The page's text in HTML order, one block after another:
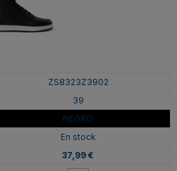
ZS8323Z3902
39
NEGRO
En stock
37,99 €